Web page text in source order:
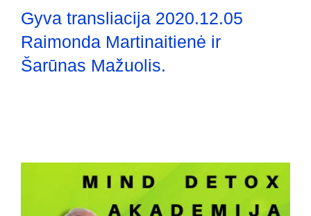
Gyva transliacija 2020.12.05
Raimonda Martinaitienė ir
Šarūnas Mažuolis.